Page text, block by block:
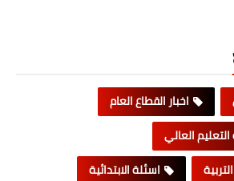
اخبار القطاع العام
التعليم العالي
اسئلة الابتدائية